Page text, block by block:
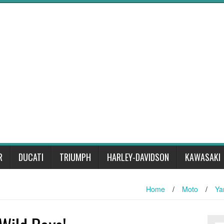
DUCATI TRIUMPH HARLEY-DAVIDSON KAWASAKI
Home / Moto /